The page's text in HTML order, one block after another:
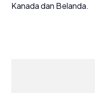
Kanada dan Belanda.